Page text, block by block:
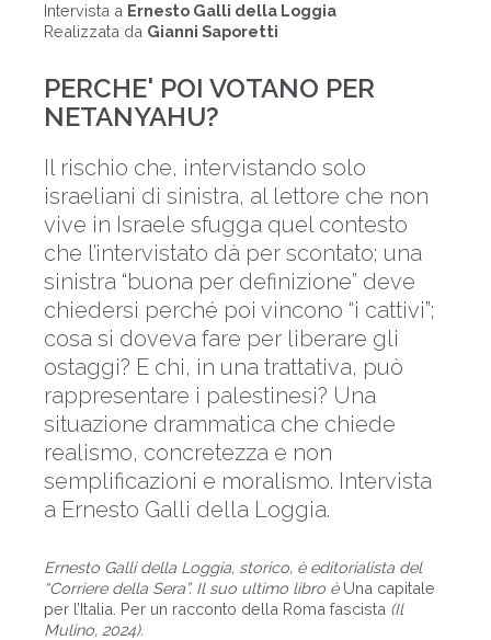
Intervista a Ernesto Galli della Loggia
Realizzata da Gianni Saporetti
PERCHE' POI VOTANO PER
NETANYAHU?
Il rischio che, intervistando solo
israeliani di sinistra, al lettore che non
vive in Israele sfugga quel contesto
che l’intervistato dà per scontato; una
sinistra “buona per definizione” deve
chiedersi perché poi vincono “i cattivi”;
cosa si doveva fare per liberare gli
ostaggi? E chi, in una trattativa, può
rappresentare i palestinesi? Una
situazione drammatica che chiede
realismo, concretezza e non
semplificazioni e moralismo. Intervista
a Ernesto Galli della Loggia.
Ernesto Galli della Loggia, storico, è editorialista del
“Corriere della Sera”. Il suo ultimo libro è Una capitale
per l’Italia. Per un racconto della Roma fascista (Il
Mulino, 2024).